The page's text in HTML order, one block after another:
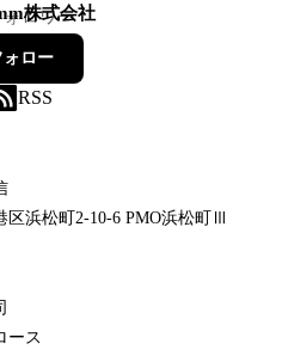
株式会社
ロワー
ォロー
RSS
区浜松町2-10-6 PMO浜松町Ⅲ
ース